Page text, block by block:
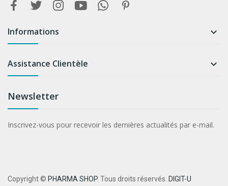
Informations 
Assistance Clientèle 
Newsletter
Inscrivez-vous pour recevoir les dernières actualités par e-mail.
Copyright © PHARMA SHOP. Tous droits réservés. DIGIT-U